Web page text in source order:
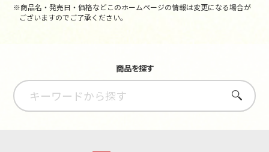
※商品名・発売日・価格などこのホームページの情報は変更になる場合が
ございますのでご了承ください。
商品を探す
さがす